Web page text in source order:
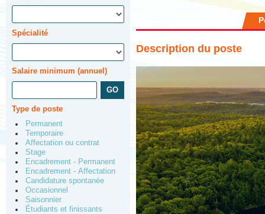
Spécialité
Salaire minimum (annuel)
Type de poste
Permanent
Temporaire
Affectation ou contrat
Stage
Encadrement - Permanent
Encadrement - Affectation
Candidature spontanée
Occasionnel
Saisonnier
Étudiants et finissants
Description du poste